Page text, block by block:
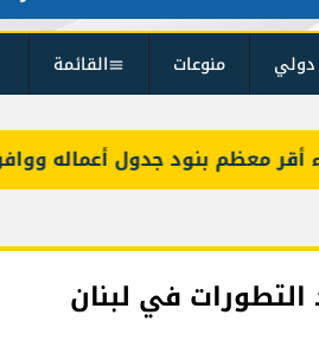
منوعات القائمة
بنود جدول أعماله ووافق
في لبنان